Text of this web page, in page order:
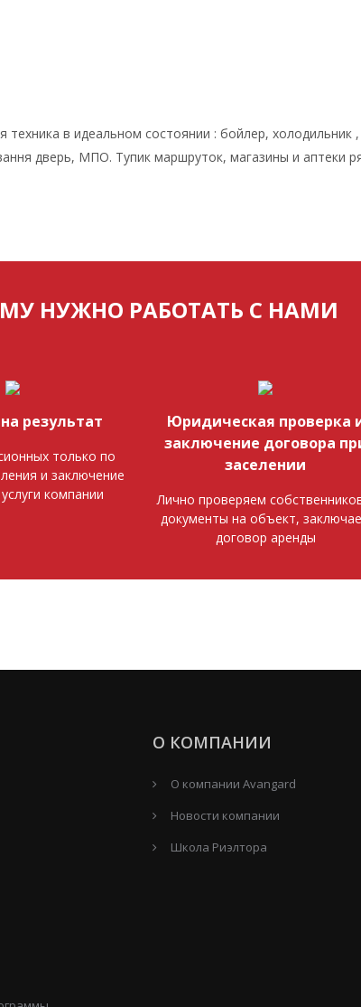
в идеальном состоянии : бойлер, холодильник
дверь, МПО. Тупик маршруток, магазины и аптеки
НУЖНО РАБОТАТЬ С НАМИ
результат
только по
и заключение
компании
Юридическая проверка
заключение договора
заселении
Лично проверяем
документы на объект,
договор аренды
О КОМПАНИИ
О компании Avangard
Новости компании
Школа Риэлтора